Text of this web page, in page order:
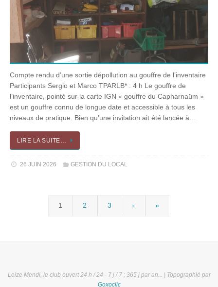
Compte rendu d’une sortie dépollution au gouffre de l’inventaire
Participants Sergio et Marco TPARLB* : 4 h Le gouffre de
l’inventaire, pointé sur la carte IGN « gouffre du Capharnaüm »
est un gouffre connu de longue date et accessible à tous les
niveaux de pratique. Bien qu’une invitation ait été lancée à…
LIRE LA SUITE…
26 JUIN 2026 GESTION DU LOCAL
1 2 3 › »
Leize Mendi, le club ouvert 24 h / 24 - 7 j / 7 ; 365 j par an... | Topographié par
Goxoclic